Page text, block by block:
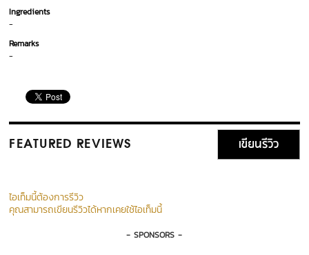
Ingredients
-
Remarks
-
FEATURED REVIEWS เขียนรีวิว
ไอเท็มนี้ต้องการรีวิว
คุณสามารถเขียนรีวิวได้หากเคยใช้ไอเท็มนี้
- SPONSORS -